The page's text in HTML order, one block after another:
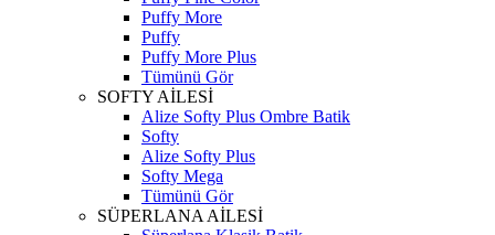
Puffy More
Puffy
Puffy More Plus
Tümünü Gör
SOFTY AİLESİ
Alize Softy Plus Ombre Batik
Softy
Alize Softy Plus
Softy Mega
Tümünü Gör
SÜPERLANA AİLESİ